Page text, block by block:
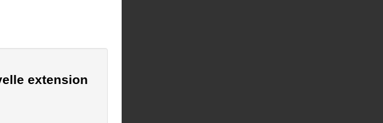
extension